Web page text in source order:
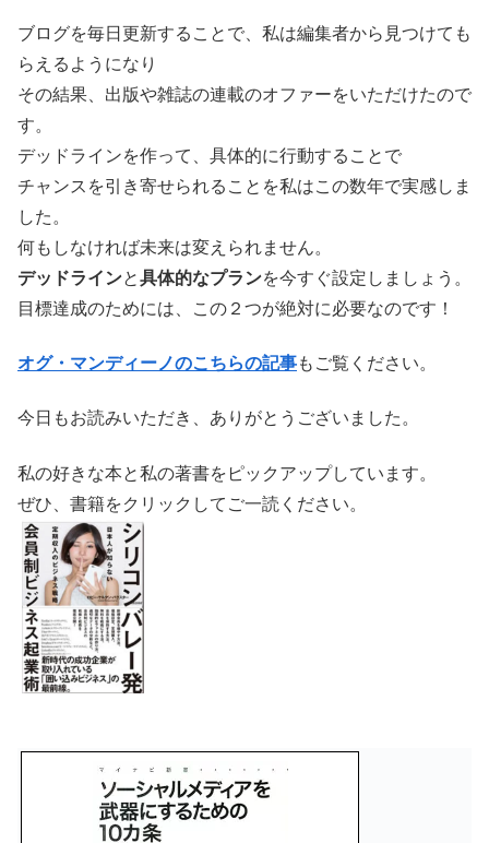
ブログを毎日更新することで、私は編集者から見つけても
らえるようになり
その結果、出版や雑誌の連載のオファーをいただけたので
す。
デッドラインを作って、具体的に行動することで
チャンスを引き寄せられることを私はこの数年で実感しま
した。
何もしなければ未来は変えられません。
デッドラインと具体的なプランを今すぐ設定しましょう。
目標達成のためには、この２つが絶対に必要なのです！
オグ・マンディーノのこちらの記事もご覧ください。
今日もお読みいただき、ありがとうございました。
私の好きな本と私の著書をピックアップしています。
ぜひ、書籍をクリックしてご一読ください。